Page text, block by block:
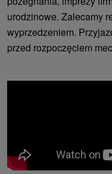
urodzinowe. Zalecamy
wyprzedzeniem.
przed rozpoczęciem